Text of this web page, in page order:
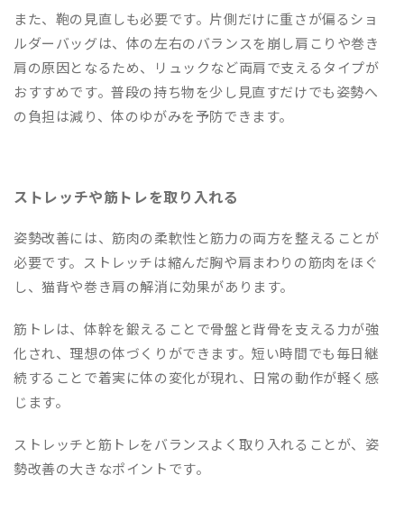
また、鞄の見直しも必要です。片側だけに重さが偏るショ
ルダーバッグは、体の左右のバランスを崩し肩こりや巻き
肩の原因となるため、リュックなど両肩で支えるタイプが
おすすめです。普段の持ち物を少し見直すだけでも姿勢へ
の負担は減り、体のゆがみを予防できます。
ストレッチや筋トレを取り入れる
姿勢改善には、筋肉の柔軟性と筋力の両方を整えることが
必要です。ストレッチは縮んだ胸や肩まわりの筋肉をほぐ
し、猫背や巻き肩の解消に効果があります。
筋トレは、体幹を鍛えることで骨盤と背骨を支える力が強
化され、理想の体づくりができます。短い時間でも毎日継
続することで着実に体の変化が現れ、日常の動作が軽く感
じます。
ストレッチと筋トレをバランスよく取り入れることが、姿
勢改善の大きなポイントです。